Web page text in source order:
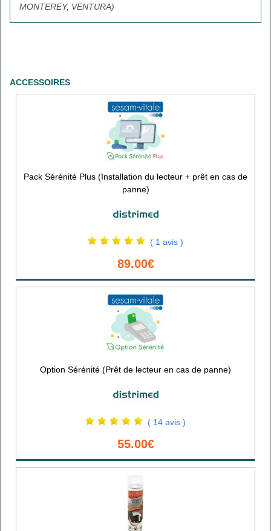
MONTEREY, VENTURA)
ACCESSOIRES
Pack Sérénité Plus (Installation du lecteur + prêt en cas de
panne)
( 1 avis )
89.00€
Option Sérénité (Prêt de lecteur en cas de panne)
( 14 avis )
55.00€